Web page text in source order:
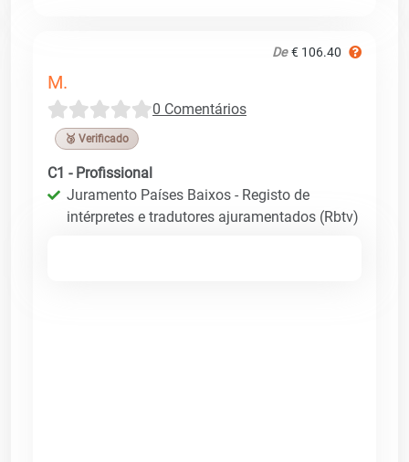
De € 106.40
M.
0 Comentários
🥉 Verificado
C1 - Profissional
Juramento Países Baixos - Registo de
intérpretes e tradutores ajuramentados (Rbtv)